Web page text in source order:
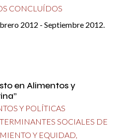
CONCLUÍDOS
2012 - Septiembre 2012.
en Alimentos y
Y POLÍTICAS
SOCIALES DE
Y EQUIDAD